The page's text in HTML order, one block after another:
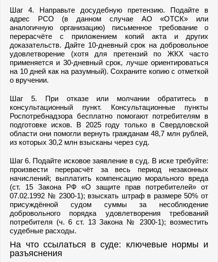
Шаг 4. Направьте досудебную претензию. Подайте в
адрес РСО (в данном случае АО «ОТСК» или
аналогичную организацию) письменное требование о
перерасчёте с приложением копий акта и других
доказательств. Дайте 10-дневный срок на добровольное
удовлетворение (хотя для претензий по ЖКХ часто
применяется и 30-дневный срок, лучше ориентироваться
на 10 дней как на разумный). Сохраните копию с отметкой
о вручении.
Шаг 5. При отказе или молчании обратитесь в
консультационный пункт. Консультационные пункты
Роспотребнадзора бесплатно помогают потребителям в
подготовке исков. В 2025 году только в Свердловской
области они помогли вернуть гражданам 48,7 млн рублей,
из которых 30,2 млн взысканы через суд.
Шаг 6. Подайте исковое заявление в суд. В иске требуйте:
произвести перерасчёт за весь период незаконных
начислений; выплатить компенсацию морального вреда
(ст. 15 Закона РФ «О защите прав потребителей» от
07.02.1992 № 2300-1); взыскать штраф в размере 50% от
присуждённой судом суммы за несоблюдение
добровольного порядка удовлетворения требований
потребителя (ч. 6 ст. 13 Закона № 2300-1); возместить
судебные расходы.
На что ссылаться в суде: ключевые нормы и
разъяснения